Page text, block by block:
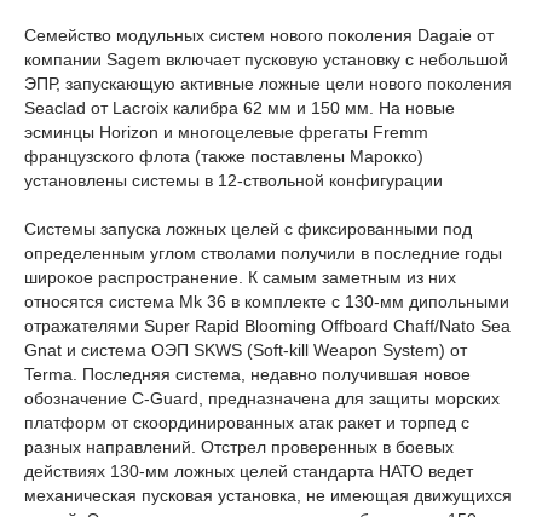
Семейство модульных систем нового поколения Dagaie от
компании Sagem включает пусковую установку с небольшой
ЭПР, запускающую активные ложные цели нового поколения
Seaclad от Lacroix калибра 62 мм и 150 мм. На новые
эсминцы Horizon и многоцелевые фрегаты Fremm
французского флота (также поставлены Марокко)
установлены системы в 12-ствольной конфигурации
Системы запуска ложных целей с фиксированными под
определенным углом стволами получили в последние годы
широкое распространение. К самым заметным из них
относятся система Mk 36 в комплекте с 130-мм дипольными
отражателями Super Rapid Blooming Offboard Chaff/Nato Sea
Gnat и система ОЭП SKWS (Soft-kill Weapon System) от
Terma. Последняя система, недавно получившая новое
обозначение C-Guard, предназначена для защиты морских
платформ от скоординированных атак ракет и торпед с
разных направлений. Отстрел проверенных в боевых
действиях 130-мм ложных целей стандарта НАТО ведет
механическая пусковая установка, не имеющая движущихся